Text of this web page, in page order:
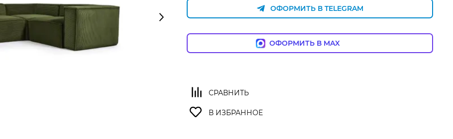
ОФОРМИТЬ В TELEGRAM
ОФОРМИТЬ В MAX